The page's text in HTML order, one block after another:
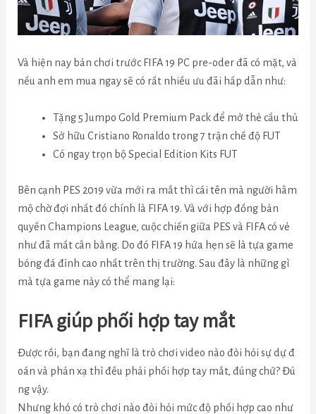
Và hiện nay bản chơi trước FIFA 19 PC pre-oder đã có mặt, và
nếu anh em mua ngay sẽ có rất nhiều ưu đãi hấp dẫn như:
Tặng 5 Jumpo Gold Premium Pack để mở thẻ cầu thủ
Sở hữu Cristiano Ronaldo trong 7 trận chế độ FUT
Có ngay trọn bộ Special Edition Kits FUT
Bên cạnh PES 2019 vừa mới ra mắt thì cái tên mà người hâm
mộ chờ đợi nhất đó chính là FIFA 19. Và với hợp đồng bản
quyền Champions League, cuộc chiến giữa PES và FIFA có vẻ
như đã mất cân bằng. Do đó FIFA 19 hứa hẹn sẽ là tựa game
bóng đá đỉnh cao nhất trên thị trường. Sau đây là những gì
mà tựa game này có thể mang lại:
FIFA giúp phối hợp tay mắt
Được rồi, bạn đang nghĩ là trò chơi video nào đòi hỏi sự dự đ
oán và phản xạ thì đều phải phối hợp tay mắt, đúng chứ? Đú
ng vậy.
Nhưng khó có trò chơi nào đòi hỏi mức độ phối hợp cao như